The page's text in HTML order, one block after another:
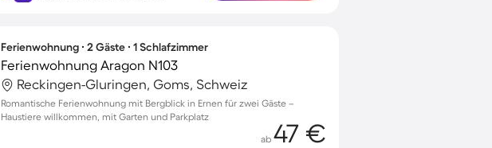
Ferienwohnung ∙ 2 Gäste ∙ 1 Schlafzimmer
Ferienwohnung Aragon N103
Reckingen-Gluringen, Goms, Schweiz
Romantische Ferienwohnung mit Bergblick in Ernen für zwei Gäste –
Haustiere willkommen, mit Garten und Parkplatz
ab 47 €